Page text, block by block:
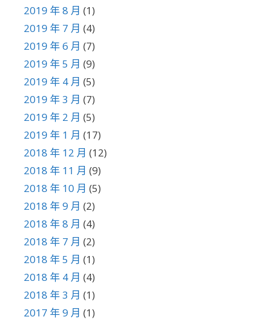
2019 年 8 月 (1)
2019 年 7 月 (4)
2019 年 6 月 (7)
2019 年 5 月 (9)
2019 年 4 月 (5)
2019 年 3 月 (7)
2019 年 2 月 (5)
2019 年 1 月 (17)
2018 年 12 月 (12)
2018 年 11 月 (9)
2018 年 10 月 (5)
2018 年 9 月 (2)
2018 年 8 月 (4)
2018 年 7 月 (2)
2018 年 5 月 (1)
2018 年 4 月 (4)
2018 年 3 月 (1)
2017 年 9 月 (1)